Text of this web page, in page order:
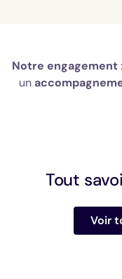
Notre engagement
un
Tout
Voir